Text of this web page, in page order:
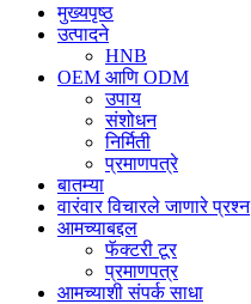
मुख्यपृष्ठ
उत्पादने
HNB
OEM आणि ODM
उपाय
संशोधन
निर्मिती
प्रमाणपत्रे
बातम्या
वारंवार विचारले जाणारे प्रश्न
आमच्याबद्दल
फॅक्टरी टूर
प्रमाणपत्र
आमच्याशी संपर्क साधा